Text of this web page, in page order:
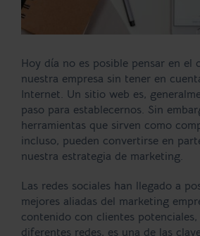
Hoy día no es posible pensar en el
nuestra empresa sin tener en
Internet. Un sitio web es,
paso para establecernos. Sin
herramientas que sirven como
incluso, pueden convertirse en
nuestra estrategia de marketing.
Las redes sociales han llegado a
mejores aliadas del marketing
contenido con clientes potenciales,
diferentes redes, es una de las